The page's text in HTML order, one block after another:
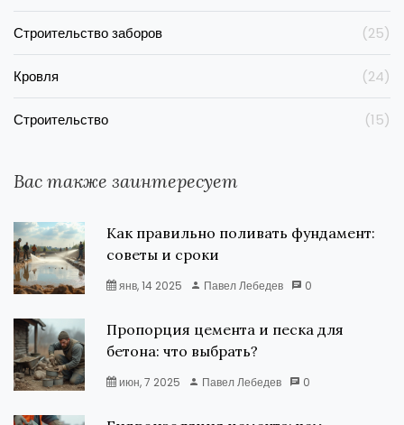
Строительство заборов (25)
Кровля (24)
Строительство (15)
Вас также заинтересует
Как правильно поливать фундамент:
советы и сроки
янв, 14 2025 Павел Лебедев 0
Пропорция цемента и песка для
бетона: что выбрать?
июн, 7 2025 Павел Лебедев 0